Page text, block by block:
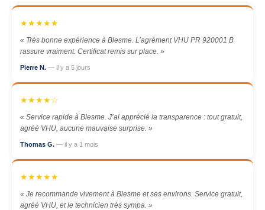
★★★★★
« Très bonne expérience à Blesme. L’agrément VHU PR 920001 B
rassure vraiment. Certificat remis sur place. »
Pierre N. — il y a 5 jours
★★★★☆
« Service rapide à Blesme. J’ai apprécié la transparence : tout gratuit,
agréé VHU, aucune mauvaise surprise. »
Thomas G. — il y a 1 mois
★★★★★
« Je recommande vivement à Blesme et ses environs. Service gratuit,
agréé VHU, et le technicien très sympa. »